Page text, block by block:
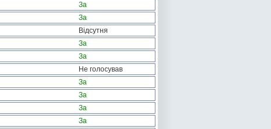
За
За
Відсутня
За
За
Не голосував
За
За
За
За